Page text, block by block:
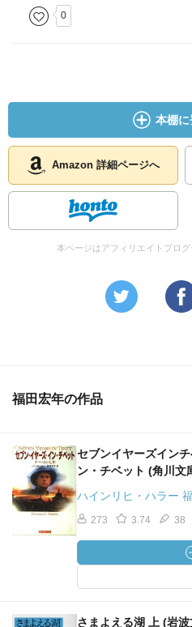
0
本棚に
Amazon 詳細ページへ
本ページはアフィリエイトプロ
福田宏年の作品
セブンイヤーズイン
ン・チベット (角川文
ハインリヒ・ハラー
273 3.74 38
さまよえる湖 上 (岩